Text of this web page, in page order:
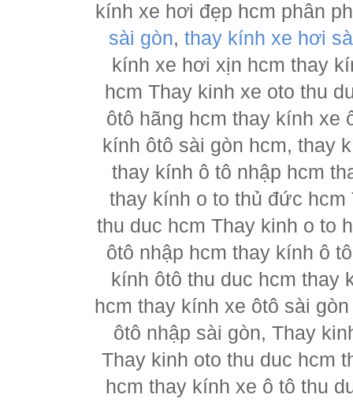
kính xe hơi đẹp hcm phân
sài gòn, thay kính xe hơi
kính xe hơi xịn hcm thay
hcm Thay kinh xe oto thu
ôtô hãng hcm thay kính xe
kính ôtô sài gòn hcm, thay
thay kính ô tô nhập hcm
thay kính o to thủ đức
thu duc hcm Thay kinh o to
ôtô nhập hcm thay kính ô
kính ôtô thu duc hcm thay
hcm thay kính xe ôtô sài
ôtô nhập sài gòn, Thay
Thay kinh oto thu duc hcm
hcm thay kính xe ô tô thu